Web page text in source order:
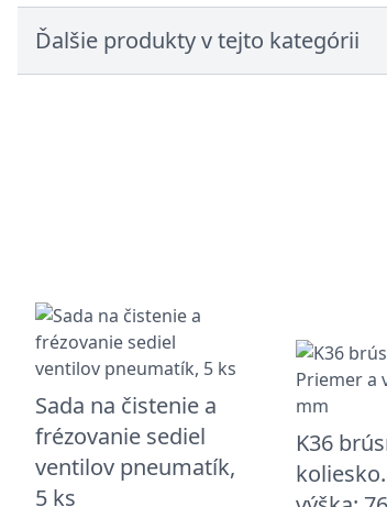
Ďalšie produkty v tejto kategórii
Sada na čistenie a
frézovanie sediel
ventilov pneumatík,
5 ks
K36